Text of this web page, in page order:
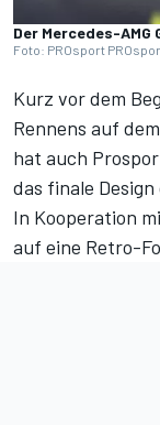
Der Mercedes-
Foto: PROsport
Kurz vor dem
Rennens auf
hat auch
das finale
In Kooperation
auf eine Retro-